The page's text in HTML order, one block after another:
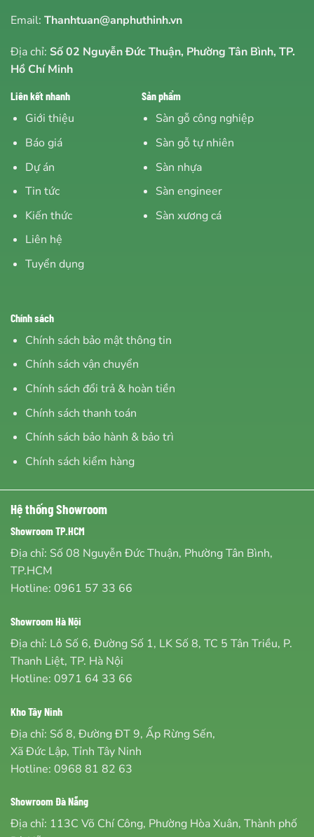
Email: Thanhtuan@anphuthinh.vn
Địa chỉ: Số 02 Nguyễn Đức Thuận, Phường Tân Bình, TP.
Hồ Chí Minh
Liên kết nhanh
Giới thiệu
Báo giá
Dự án
Tin tức
Kiến thức
Liên hệ
Tuyển dụng
Sản phẩm
Sàn gỗ công nghiệp
Sàn gỗ tự nhiên
Sàn nhựa
Sàn engineer
Sàn xương cá
Chính sách
Chính sách bảo mật thông tin
Chính sách vận chuyển
Chính sách đổi trả & hoàn tiền
Chính sách thanh toán
Chính sách bảo hành & bảo trì
Chính sách kiểm hàng
Hệ thống Showroom
Showroom TP.HCM
Địa chỉ: Số 08 Nguyễn Đức Thuận, Phường Tân Bình,
TP.HCM
Hotline: 0961 57 33 66
Showroom Hà Nội
Địa chỉ: Lô Số 6, Đường Số 1, LK Số 8, TC 5 Tân Triều, P.
Thanh Liệt, TP. Hà Nội
Hotline: 0971 64 33 66
Kho Tây Ninh
Địa chỉ: Số 8, Đường ĐT 9, Ấp Rừng Sến,
Xã Đức Lập, Tỉnh Tây Ninh
Hotline: 0968 81 82 63
Showroom Đà Nẵng
Địa chỉ: 113C Võ Chí Công, Phường Hòa Xuân, Thành phố